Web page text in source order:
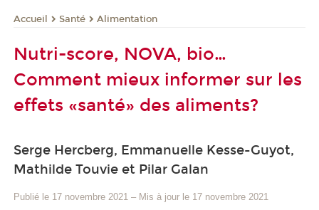
Accueil Santé Alimentation
Nutri-score, NOVA, bio…
Comment mieux informer sur les
effets «santé» des aliments?
Serge Hercberg, Emmanuelle Kesse-Guyot,
Mathilde Touvie et Pilar Galan
Publié le 17 novembre 2021 – Mis à jour le 17 novembre 2021